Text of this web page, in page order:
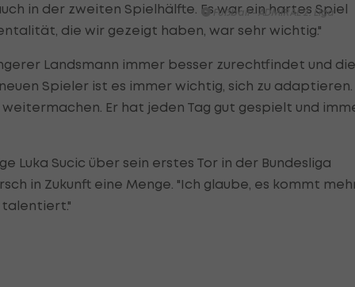
Fußball - ADMIRAL 2. Liga
in der zweiten Spielhälfte. Es war ein hartes Spiel
die wir gezeigt haben, war sehr wichtig."
Landsmann immer besser zurechtfindet und
Spieler ist es immer wichtig, sich zu adaptieren.
Er hat jeden Tag gut gespielt und
Luka Sucic über sein erstes Tor in der Bundesliga
in Zukunft eine Menge. "Ich glaube, es kommt
talentiert."